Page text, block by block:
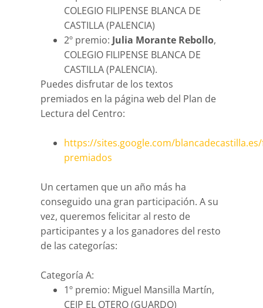
COLEGIO FILIPENSE BLANCA DE
CASTILLA (PALENCIA)
2º premio: Julia Morante Rebollo,
COLEGIO FILIPENSE BLANCA DE
CASTILLA (PALENCIA).
Puedes disfrutar de los textos
premiados en la página web del Plan de
Lectura del Centro:
https://sites.google.com/
premiados
Un certamen que un año más ha
conseguido una gran participación. A su
vez, queremos felicitar al resto de
participantes y a los ganadores del resto
de las categorías:
Categoría A:
1º premio: Miguel Mansilla Martín,
CEIP EL OTERO (GUARDO)